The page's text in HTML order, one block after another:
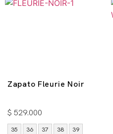
Zapato Fleurie Noir
$ 529.000
35 36 37 38 39